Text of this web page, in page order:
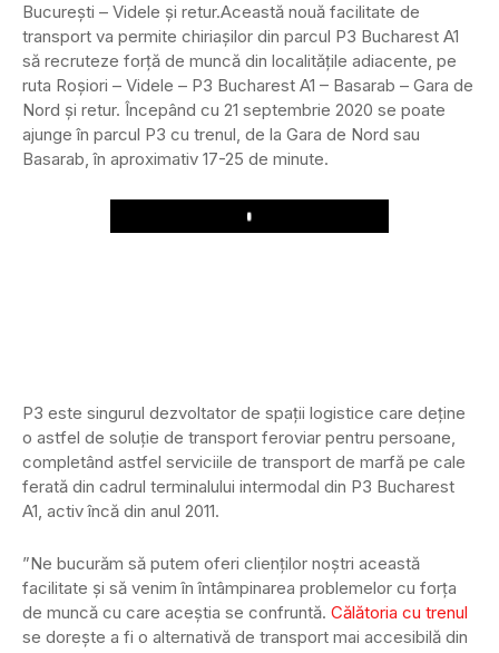
București – Videle și retur.Această nouă facilitate de
transport va permite chiriașilor din parcul P3 Bucharest A1
să recruteze forță de muncă din localitățile adiacente, pe
ruta Roșiori – Videle – P3 Bucharest A1 – Basarab – Gara de
Nord și retur. Începând cu 21 septembrie 2020 se poate
ajunge în parcul P3 cu trenul, de la Gara de Nord sau
Basarab, în aproximativ 17-25 de minute.
Play
P3 este singurul dezvoltator de spații logistice care deține
o astfel de soluție de transport feroviar pentru persoane,
completând astfel serviciile de transport de marfă pe cale
ferată din cadrul terminalului intermodal din P3 Bucharest
A1, activ încă din anul 2011.
”Ne bucurăm să putem oferi clienților noștri această
facilitate și să venim în întâmpinarea problemelor cu forța
de muncă cu care aceștia se confruntă. Călătoria cu trenul
se dorește a fi o alternativă de transport mai accesibilă din